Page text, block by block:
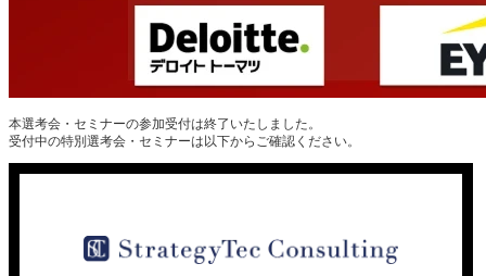
本選考会・セミナーの参加受付は終了いたしました。
受付中の特別選考会・セミナーは以下からご確認ください。